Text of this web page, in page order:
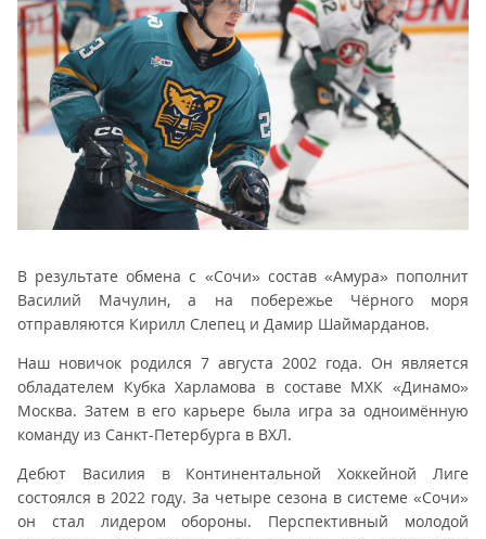
В результате обмена с «Сочи» состав «Амура» пополнит
Василий Мачулин, а на побережье Чёрного моря
отправляются Кирилл Слепец и Дамир Шаймарданов.
Наш новичок родился 7 августа 2002 года. Он является
обладателем Кубка Харламова в составе МХК «Динамо»
Москва. Затем в его карьере была игра за одноимённую
команду из Санкт-Петербурга в ВХЛ.
Дебют Василия в Континентальной Хоккейной Лиге
состоялся в 2022 году. За четыре сезона в системе «Сочи»
он стал лидером обороны. Перспективный молодой